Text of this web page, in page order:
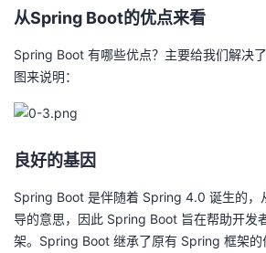
从Spring Boot的优点来看
Spring Boot 有哪些优点？主要给我们解决
图来说明：
良好的基因
Spring Boot 是伴随着 Spring 4.0 诞生的，
导的意思，因此 Spring Boot 旨在帮助开发
架。Spring Boot 继承了原有 Spring 框架